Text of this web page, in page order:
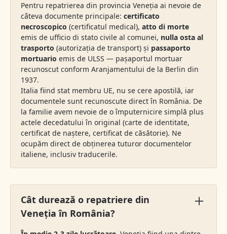
Pentru repatrierea din provincia Veneția ai nevoie de
câteva documente principale: certificato
necroscopico (certificatul medical), atto di morte
emis de ufficio di stato civile al comunei, nulla osta al
trasporto (autorizația de transport) și passaporto
mortuario emis de ULSS — pașaportul mortuar
recunoscut conform Aranjamentului de la Berlin din
1937.
Italia fiind stat membru UE, nu se cere apostilă, iar
documentele sunt recunoscute direct în România. De
la familie avem nevoie de o împuternicire simplă plus
actele decedatului în original (carte de identitate,
certificat de naștere, certificat de căsătorie). Ne
ocupăm direct de obținerea tuturor documentelor
italiene, inclusiv traducerile.
Cât durează o repatriere din
Veneția în România?